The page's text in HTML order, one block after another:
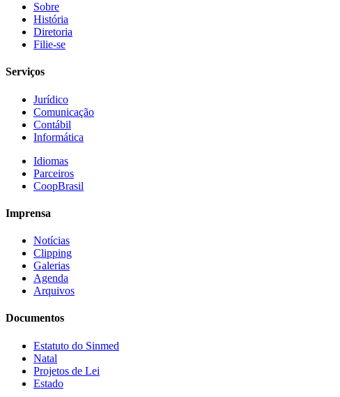
Sobre
História
Diretoria
Filie-se
Serviços
Jurídico
Comunicação
Contábil
Informática
Idiomas
Parceiros
CoopBrasil
Imprensa
Notícias
Clipping
Galerias
Agenda
Arquivos
Documentos
Estatuto do Sinmed
Natal
Projetos de Lei
Estado